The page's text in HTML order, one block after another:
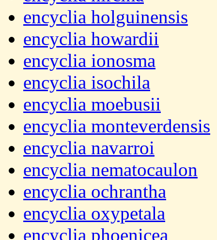
encyclia holguinensis
encyclia howardii
encyclia ionosma
encyclia isochila
encyclia moebusii
encyclia monteverdensis
encyclia navarroi
encyclia nematocaulon
encyclia ochrantha
encyclia oxypetala
encyclia phoenicea